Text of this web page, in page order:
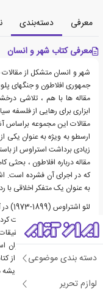
دسته بندی موضوعی
لوازم تحریر
معرفی دسته‌بندی
معرفی کتاب شهر و انسان
شهر و انسان متشکل از
جمهوری افلاطون و جنگهای
مقاله ها با هم ، تلاشی
ابزاری برای رهایی از فلسفه
مقالات این مجموعه براساس
ارسطو به ویژه به عنوان یکی
زیادی برداشت استراوس از
مقاله درباره افلاطون ،
که در اجرای آن فشرده است.
به عنوان یک متفکر اخلاقی با
دهه در مدرسه جدید
وی در سال
پیوست. از جمله بسیاری از
حق طبیعی و تاریخ ؛ و